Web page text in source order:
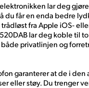
lar deg
du får en enda bedre
trådløst fra Apple iOS-
lar deg koble til
privatlinjen og
garanterer at de i
eller støy. Du trenger